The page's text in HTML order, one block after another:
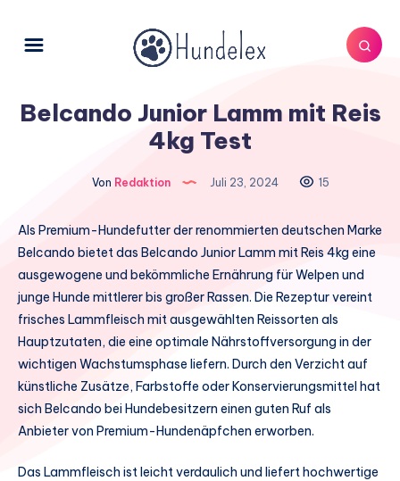
Belcando Junior Lamm mit Reis
4kg Test
Von Redaktion Juli 23, 2024 15
Als Premium-Hundefutter der renommierten deutschen Marke
Belcando bietet das Belcando Junior Lamm mit Reis 4kg eine
ausgewogene und bekömmliche Ernährung für Welpen und
junge Hunde mittlerer bis großer Rassen. Die Rezeptur vereint
frisches Lammfleisch mit ausgewählten Reissorten als
Hauptzutaten, die eine optimale Nährstoffversorgung in der
wichtigen Wachstumsphase liefern. Durch den Verzicht auf
künstliche Zusätze, Farbstoffe oder Konservierungsmittel hat
sich Belcando bei Hundebesitzern einen guten Ruf als
Anbieter von Premium-Hundenäpfchen erworben.
Das Lammfleisch ist leicht verdaulich und liefert hochwertige